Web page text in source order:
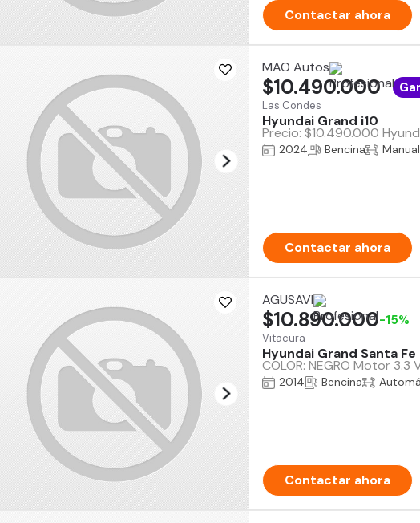
Contactar ahora
MAO Autos
Las Condes
Hyundai Grand i10
Precio: $10.490.000
$10.490.000
2024 Bencina Manual
Contactar ahora
AGUSAVI
Vitacura
Hyundai Grand Santa Fe
COLOR: NEGRO Motor
$10.890.000-15%
2014 Bencina
Contactar ahora